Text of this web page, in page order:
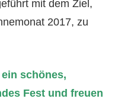
mit dem Ziel,
2017, zu
schönes,
Fest und freuen